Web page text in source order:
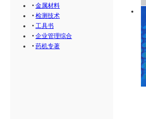
• 金属材料
• 检测技术
• 工具书
• 企业管理综合
• 药机专著